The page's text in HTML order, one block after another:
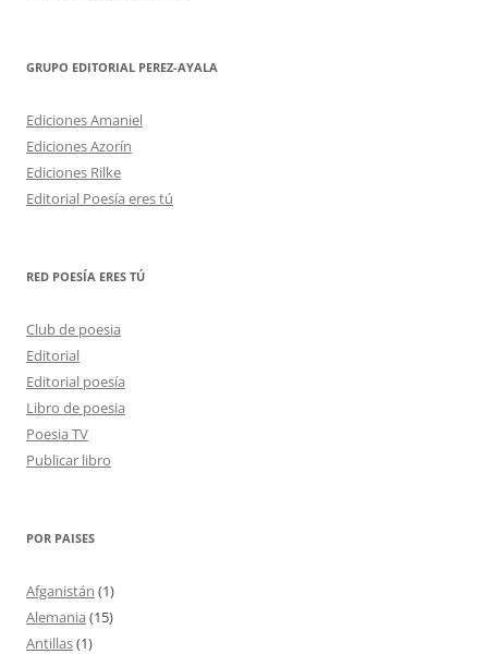
GRUPO EDITORIAL PEREZ-AYALA
Ediciones Amaniel
Ediciones Azorín
Ediciones Rilke
Editorial Poesía eres tú
RED POESÍA ERES TÚ
Club de poesia
Editorial
Editorial poesía
Libro de poesia
Poesia TV
Publicar libro
POR PAISES
Afganistán (1)
Alemania (15)
Antillas(1)